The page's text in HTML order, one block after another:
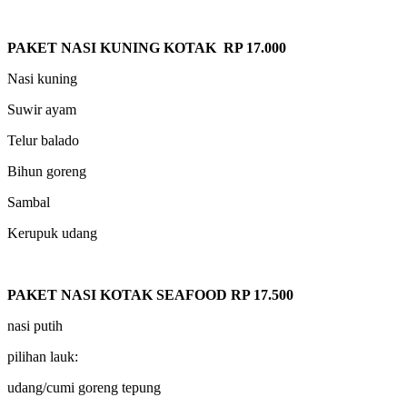
PAKET NASI KUNING KOTAK RP 17.000
Nasi kuning
Suwir ayam
Telur balado
Bihun goreng
Sambal
Kerupuk udang
PAKET NASI KOTAK SEAFOOD RP 17.500
nasi putih
pilihan lauk:
udang/cumi goreng tepung